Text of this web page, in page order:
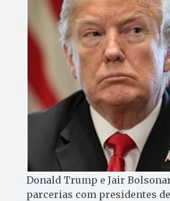
Donald Trump e Jair
parcerias com presidentes